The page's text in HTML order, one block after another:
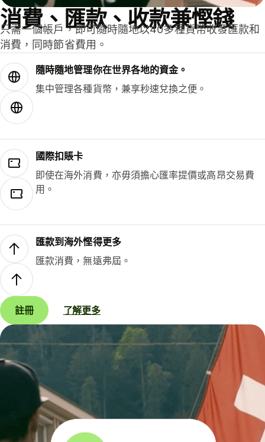
消費、匯款、收款兼慳錢
只需一個帳戶，即可隨時隨地以40多種貨幣收發匯款和
消費，同時節省費用。
隨時隨地管理你在世界各地的資金。
集中管理各種貨幣，兼享秒速兌換之便。
國際扣賬卡
即使在海外消費，亦毋須擔心匯率提價或高昂交易費
用。
匯款到海外慳得更多
匯款消費，無遠弗屆。
註冊 了解更多